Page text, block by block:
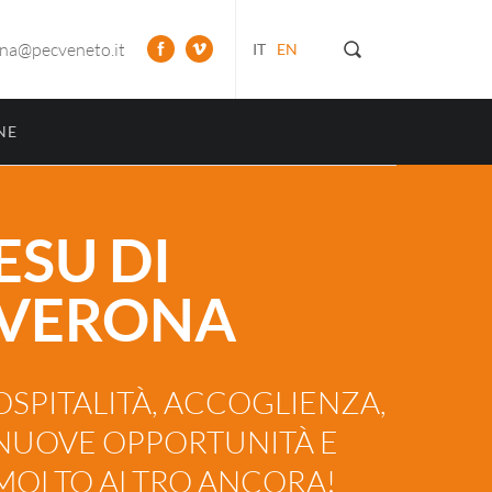
IT EN
DI
ACCOGLIENZA,
OPPORTUNITÀ E
ALTRO ANCORA!